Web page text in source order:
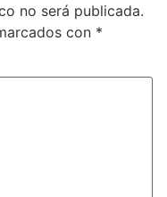
no será publicada.
con *